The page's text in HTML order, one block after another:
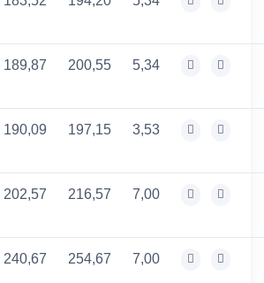
189,87 200,55 5,34
190,09 197,15 3,53
202,57 216,57 7,00
240,67 254,67 7,00